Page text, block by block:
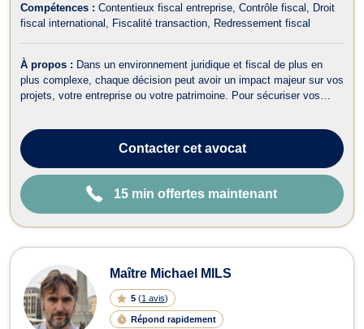
Compétences : Contentieux fiscal entreprise Contrôle fiscal
Droit
fiscal international
Fiscalité transaction Redressement fiscal
À propos : Dans un environnement juridique et fiscal de plus en
plus complexe, chaque décision peut avoir un impact majeur sur vos
projets, votre entreprise ou votre patrimoine. Pour sécuriser vos
GAMBAR...
Contactercet avocat
15 min offertes maintenant
Maître Michael MILS
5 (1 avis)
Répond rapidement